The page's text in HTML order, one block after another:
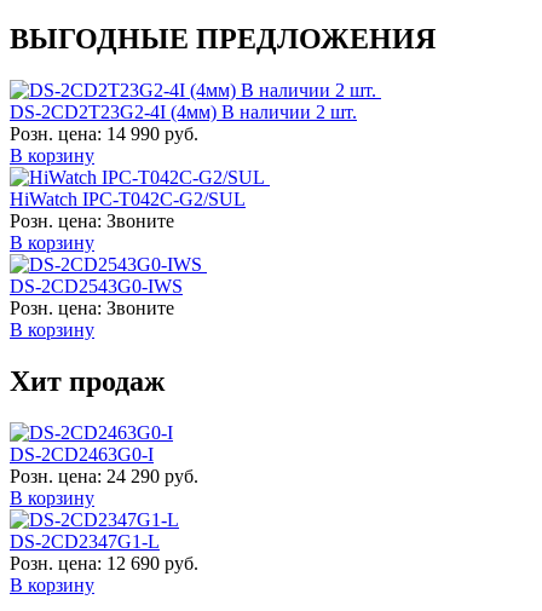
ВЫГОДНЫЕ ПРЕДЛОЖЕНИЯ
DS-2CD2T23G2-4I (4мм) В наличии 2 шт.
Розн. цена: 14 990 руб.
В корзину
HiWatch IPC-T042C-G2/SUL
Розн. цена: Звоните
В корзину
DS-2CD2543G0-IWS
Розн. цена: Звоните
В корзину
Хит продаж
DS-2CD2463G0-I
Розн. цена: 24 290 руб.
В корзину
DS-2CD2347G1-L
Розн. цена: 12 690 руб.
В корзину